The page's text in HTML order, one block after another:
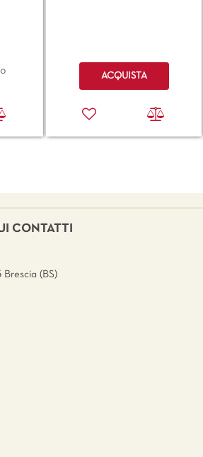
Quantità
ACQUISTA
CONTATTI
Brescia (BS)